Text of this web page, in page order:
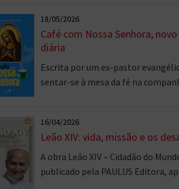
18/05/2026
Café com Nossa Senhora,
diária
Escrita por um ex-pastor
sentar-se à mesa da fé na
16/04/2026
Leão XIV: vida, missão e os
A obra Leão XIV – Cidadão do
publicado pela PAULUS Editora,